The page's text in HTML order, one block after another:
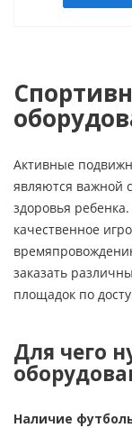
Активные
являются важной
здоровья
качественное
заказать
площадок по
Для чего
Наличие